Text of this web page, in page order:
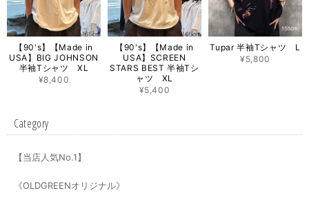
【90's】【Made in
USA】BIG JOHNSON
半袖Tシャツ XL
¥8,400
【90's】【Made in
USA】SCREEN
STARS BEST 半袖Tシ
ャツ XL
¥5,400
Tupar 半袖Tシャツ L
¥5,800
Category
【当店人気No.1】
《OLDGREENオリジナル》